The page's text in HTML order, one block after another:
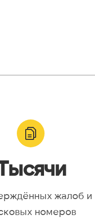
Asia/Yekaterinburg,
Moscow, Europe/Samara
жалоб и
номеров